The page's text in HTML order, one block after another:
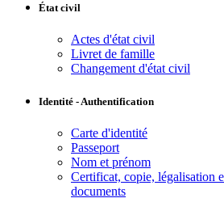
État civil
Actes d'état civil
Livret de famille
Changement d'état civil
Identité - Authentification
Carte d'identité
Passeport
Nom et prénom
Certificat, copie, légalisation
documents